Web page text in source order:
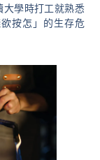
大學時打工就熟悉
按怎」的生存危